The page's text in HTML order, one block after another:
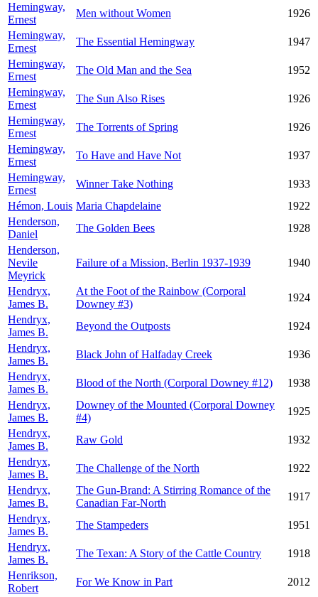
Hemingway,
Ernest
Men without Women
1926
Hemingway,
Ernest
The Essential Hemingway
1947
Hemingway,
Ernest
The Old Man and the Sea
1952
Hemingway,
Ernest
The Sun Also Rises
1926
Hemingway,
Ernest
The Torrents of Spring
1926
Hemingway,
Ernest
To Have and Have Not
1937
Hemingway,
Ernest
Winner Take Nothing
1933
Hémon, Louis Maria Chapdelaine
1922
Henderson,
Daniel
The Golden Bees
1928
Henderson,
Nevile
Meyrick
Failure of a Mission, Berlin 1937-1939 1940
Hendryx,
James B.
At the Foot of the Rainbow (Corporal
Downey #3)
1924
Hendryx,
James B.
Beyond the Outposts
1924
Hendryx,
James B.
Black John of Halfaday Creek
1936
Hendryx,
James B.
Blood of the North (Corporal Downey #12)
1938
Hendryx,
James B.
Downey of the Mounted (Corporal Downey
#4)
1925
Hendryx,
James B.
Raw Gold
1932
Hendryx,
James B.
The Challenge of the North
1922
Hendryx,
James B.
The Gun-Brand: A Stirring Romance of the
Canadian Far-North
1917
Hendryx,
James B.
The Stampeders
1951
Hendryx,
James B.
The Texan: A Story of the Cattle Country
1918
Henrikson,
Robert
For We Know in Part
2012